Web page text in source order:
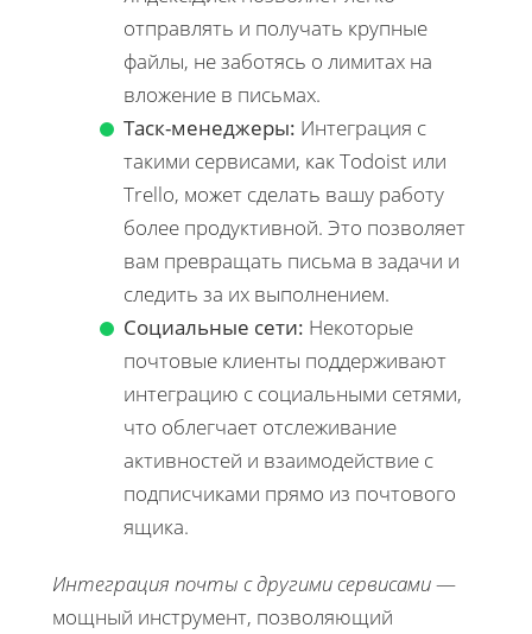
отправлять и получать крупные
файлы, не заботясь о лимитах на
вложение в письмах.
Таск-менеджеры: Интеграция с
такими сервисами, как Todoist или
Trello, может сделать вашу работу
более продуктивной. Это позволяет
вам превращать письма в задачи и
следить за их выполнением.
Социальные сети: Некоторые
почтовые клиенты поддерживают
интеграцию с социальными сетями,
что облегчает отслеживание
активностей и взаимодействие с
подписчиками прямо из почтового
ящика.
Интеграция почты с другими сервисами—
мощный инструмент, позволяющий